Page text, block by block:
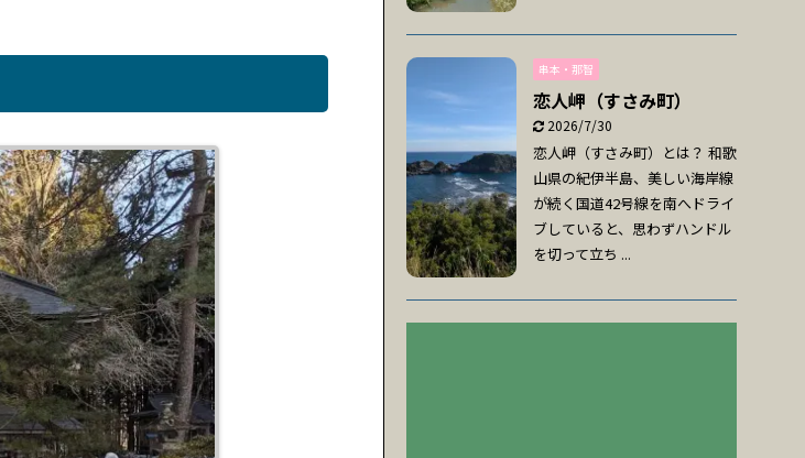
串本・那智
恋人岬（すさみ町）
2026/7/30
恋人岬（すさみ町）とは？ 和歌
山県の紀伊半島、美しい海岸線
が続く国道42号線を南へドライ
ブしていると、思わずハンドル
を切って立ち ...